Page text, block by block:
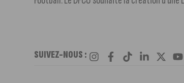
SUIVEZ-NOUS :